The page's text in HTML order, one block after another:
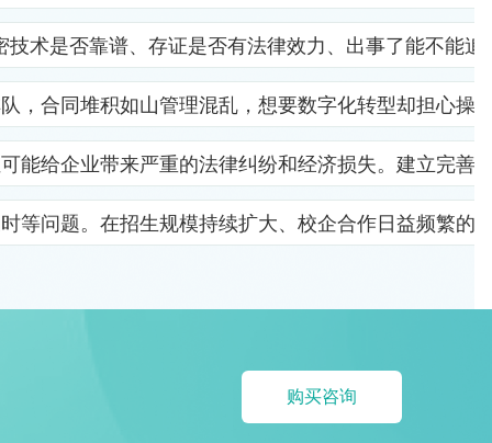
术是否靠谱、存证是否有法律效力、出事了能不能
合同堆积如山管理混乱，想要数字化转型却担心操
给企业带来严重的法律纠纷和经济损失。建立完
问题。在招生规模持续扩大、校企合作日益频繁
购买咨询